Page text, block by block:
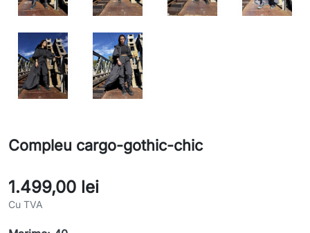
Compleu cargo-gothic-chic
1.499,00 lei
Cu TVA